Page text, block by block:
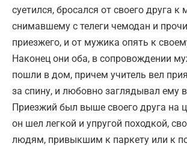
суетился, бросался от своего друга к
снимавшему с телеги чемодан и
приезжего, и от мужика опять к
Наконец они оба, в сопровождении
пошли в дом, причем учитель вел
за спину, и любовно заглядывал ему
Приезжий был выше своего друга на
он шел легкой и упругой походкой,
людям, привыкшим к паркету или к